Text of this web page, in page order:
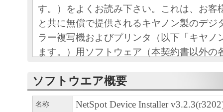
す。）をよくお読み下さい。これは、お客
と共に無償で提供されるキヤノン製のデジ
ラー複写機およびプリンタ（以下「キヤノ
ます。）用ソフトウェア（本契約書以外の
す。）をご利用になるための、お客様とキ
（以下キヤノンと言います。）との間の契
ソフトウエア概要
名称 NetSpot Device Installer